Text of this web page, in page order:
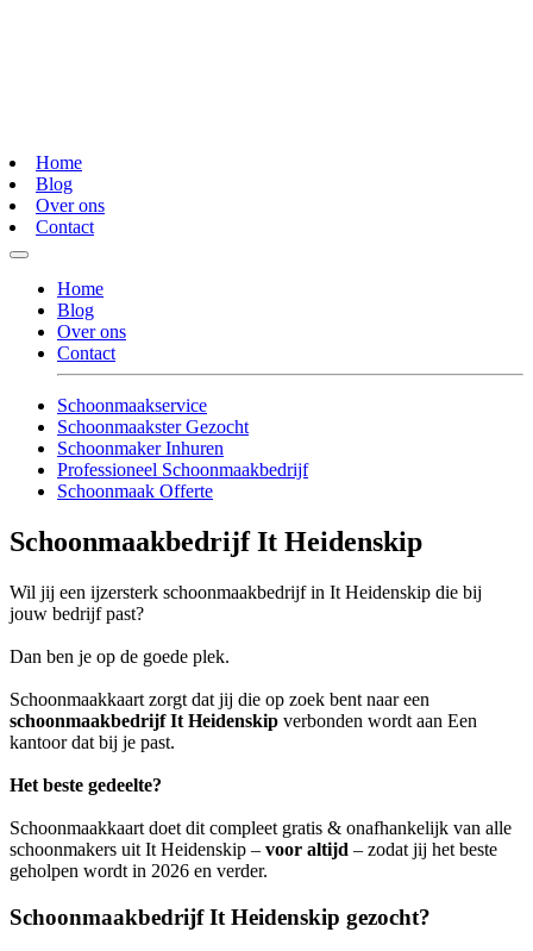
Home
Blog
Over ons
Contact
Home
Blog
Over ons
Contact
Schoonmaakservice
Schoonmaakster Gezocht
Schoonmaker Inhuren
Professioneel Schoonmaakbedrijf
Schoonmaak Offerte
Schoonmaakbedrijf It Heidenskip
Wil jij een ijzersterk schoonmaakbedrijf in It Heidenskip die bij
jouw bedrijf past?
Dan ben je op de goede plek.
Schoonmaakkaart zorgt dat jij die op zoek bent naar een
schoonmaakbedrijf It Heidenskip verbonden wordt aan Een
kantoor dat bij je past.
Het beste gedeelte?
Schoonmaakkaart doet dit compleet gratis & onafhankelijk van alle
schoonmakers uit It Heidenskip – voor altijd – zodat jij het beste
geholpen wordt in 2026 en verder.
Schoonmaakbedrijf It Heidenskip gezocht?